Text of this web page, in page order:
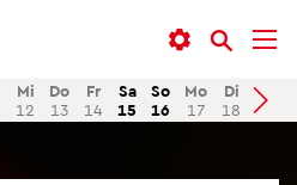
Suchen
Mi
12
Do
13
Fr
14
Sa
15
So
16
Mo
17
Di
18
Mi
19